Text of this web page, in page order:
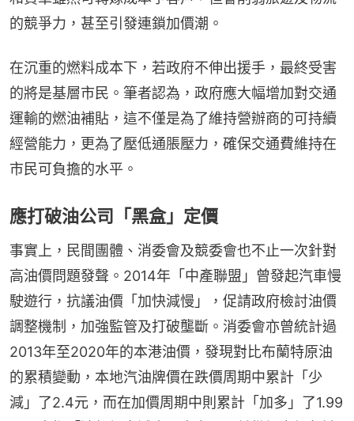
的競爭力，甚至引發連鎖加價潮。
在沉重的燃料成本下，若政府不伸出援手，最終受害
的將是基層市民。筆者認為，政府應大幅增加對交通
運輸的燃油補貼，這不僅是為了維持營辦商的可持續
經營能力，更為了壓低通脹壓力，確保交通費維持在
市民可負擔的水平。
應打破油公司「黑盒」定價
事實上，民間團體、消委會及競委會也不止一次針對
高油價問題發聲。2014年「中產聯盟」曾發起汽車慢
駛遊行，抗議油價「加快減慢」，促請政府檢討油價
調整機制，加強監管及打破壟斷。消委會亦曾統計過
2013年至2020年的本港油價，發現對比布蘭特原油
的累積變動，本地汽油牌價在跌價周期中累計「少
減」了2.4元，而在加價周期中則累計「加多」了1.99